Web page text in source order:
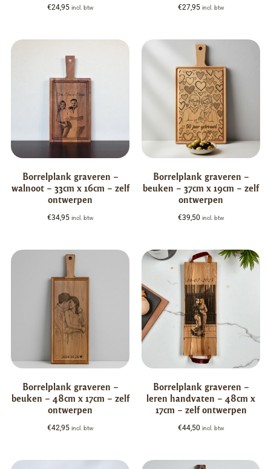
€24,95 incl. btw €27,95 incl. btw
Borrelplank graveren –
walnoot – 33cm x 16cm – zelf
ontwerpen
€34,95 incl. btw
Borrelplank graveren –
beuken – 37cm x 19cm – zelf
ontwerpen
€39,50 incl. btw
Borrelplank graveren –
beuken – 48cm x 17cm – zelf
ontwerpen
€42,95 incl. btw
Borrelplank graveren –
leren handvaten – 48cm x
17cm – zelf ontwerpen
€44,50 incl. btw